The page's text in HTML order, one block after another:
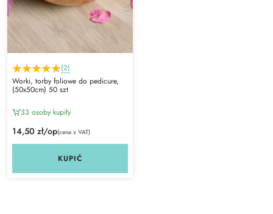
(2)
Worki, torby foliowe do pedicure,
(50x50cm) 50 szt
33 osoby kupiły
14,50 zł/op(cena z VAT)
KUPIĆ